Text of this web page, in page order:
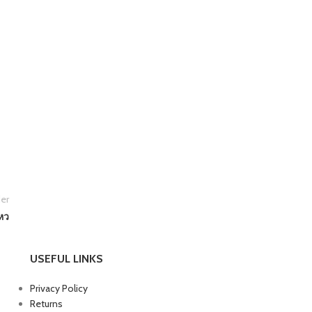
ว
USEFUL LINKS
Privacy Policy
Returns